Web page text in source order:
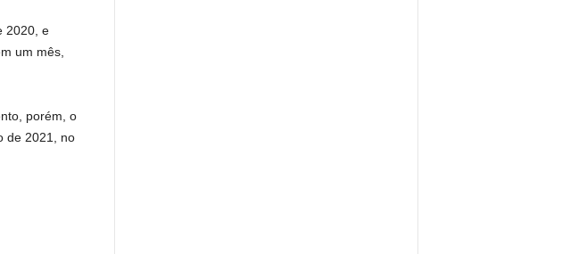
2020, e
um mês,
porém, o
de 2021, no